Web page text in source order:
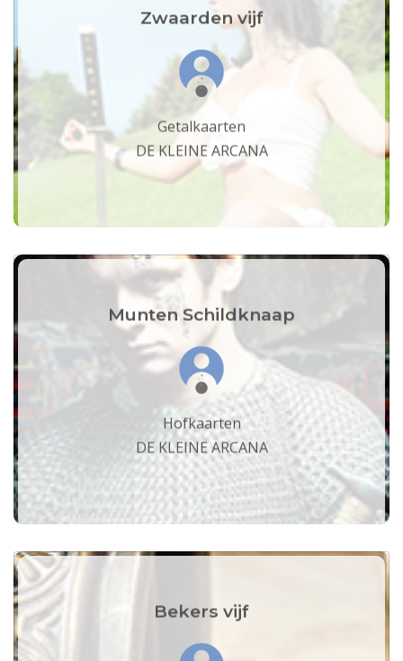
Zwaarden vijf
Getalkaarten
DE KLEINE ARCANA
Munten Schildknaap
Hofkaarten
DE KLEINE ARCANA
Bekers vijf